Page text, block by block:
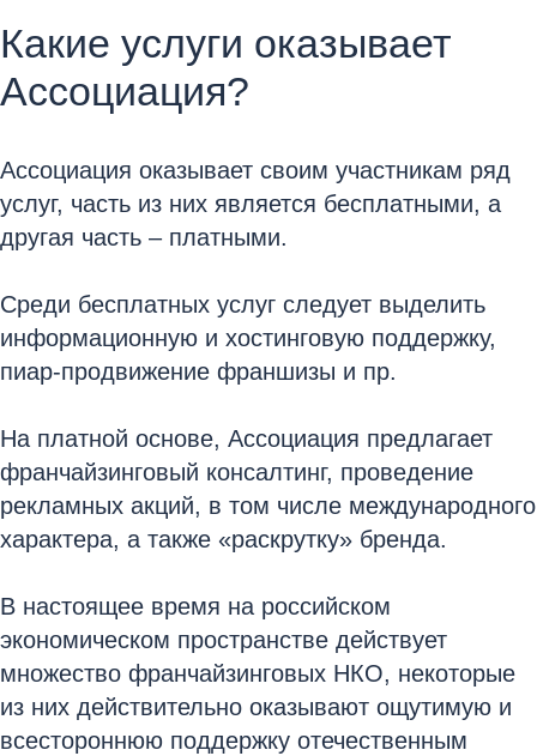
Какие услуги оказывает
Ассоциация?
Ассоциация оказывает своим участникам ряд
услуг, часть из них является бесплатными, а
другая часть – платными.
Среди бесплатных услуг следует выделить
информационную и хостинговую поддержку,
пиар-продвижение франшизы и пр.
На платной основе, Ассоциация предлагает
франчайзинговый консалтинг, проведение
рекламных акций, в том числе международного
характера, а также «раскрутку» бренда.
В настоящее время на российском
экономическом пространстве действует
множество франчайзинговых НКО, некоторые
из них действительно оказывают ощутимую и
всестороннюю поддержку отечественным